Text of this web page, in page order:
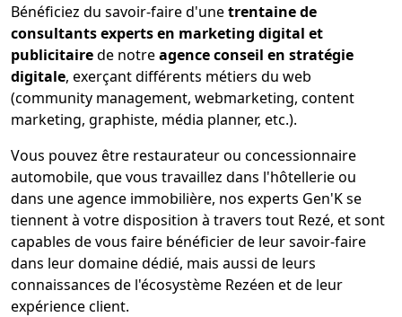
Bénéficiez du savoir-faire d'unetrentaine de
consultants experts en marketing digital et
publicitairede notreagence conseil en stratégie
digitale, exerçant différents métiers du web
(community management, webmarketing, content
marketing, graphiste, média planner, etc.).
Vous pouvez être restaurateur ou concessionnaire
automobile, que vous travaillez dans l'hôtellerie ou
dans une agence immobilière, nos experts Gen'K se
tiennent à votre disposition à travers tout Rezé, et sont
capables de vous faire bénéficier de leur savoir-faire
dans leur domaine dédié, mais aussi de leurs
connaissances de l'écosystème Rezéen et de leur
expérience client.